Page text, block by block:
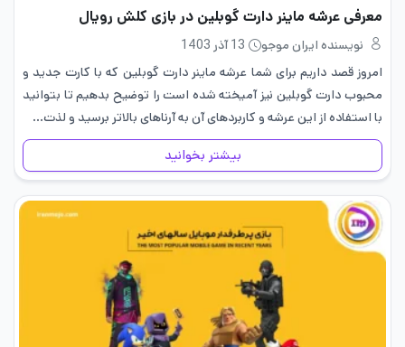
معرفی عرشه ماینر دارت گوبلین در بازی کلش رویال
نویسنده ایران موجو
13 آذر 1403
امروز قصد داریم برای شما عرشه ماینر دارت گوبلین که با کارت جدید و
محبوب دارت گوبلین نیز آمیخته شده است را توضیح بدهیم تا بتوانید
با استفاده از این عرشه و کاربردهای آن به آرناهای بالاتر برسید و لذت…
بیشتر بخوانید